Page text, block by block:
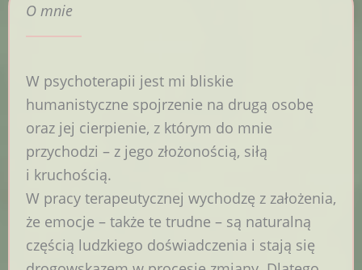
O mnie
W psychoterapii jest mi bliskie
humanistyczne spojrzenie na drugą osobę
oraz jej cierpienie, z którym do mnie
przychodzi – z jego złożonością, siłą
i kruchością.
W pracy terapeutycznej wychodzę z założenia,
że emocje – także te trudne – są naturalną
częścią ludzkiego doświadczenia i stają się